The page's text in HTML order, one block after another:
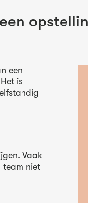
een
is
Vaak
team niet